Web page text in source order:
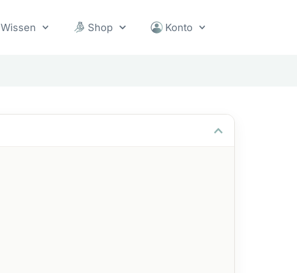
Wissen Shop Konto